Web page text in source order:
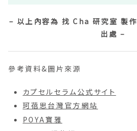
– 以上內容為 找 Cha 研究室 製作
出處 –
參考資料&圖片來源
カプセルセラム公式サイト
珂蓓思台灣官方網站
POYA寶雅